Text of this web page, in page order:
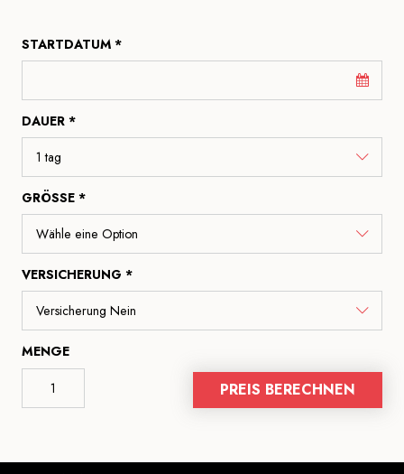
STARTDATUM *
DAUER *
GRÖSSE *
VERSICHERUNG *
MENGE
PREIS BERECHNEN